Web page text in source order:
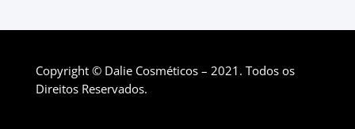
Copyright © Dalie Cosméticos – 2021. Todos os
Direitos Reservados.